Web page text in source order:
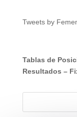
Tweets by
Tablas de
Resultados –